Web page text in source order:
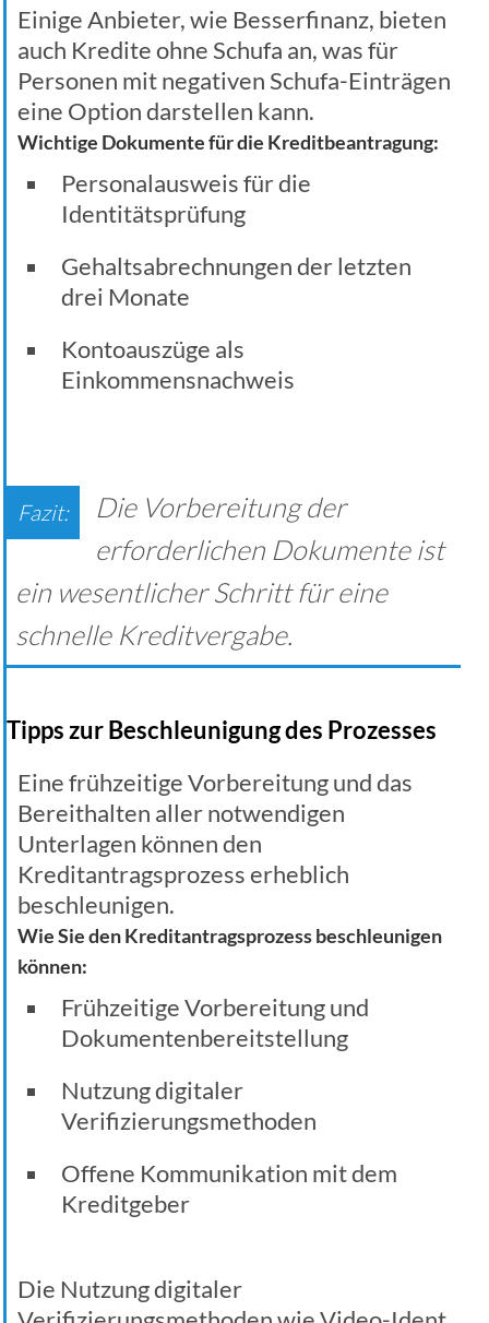
Einige Anbieter, wie Besserfinanz, bieten
auch Kredite ohne Schufa an, was für
Personen mit negativen Schufa-Einträgen
eine Option darstellen kann.
Wichtige Dokumente für die Kreditbeantragung:
Personalausweis für die
Identitätsprüfung
Gehaltsabrechnungen der letzten
drei Monate
Kontoauszüge als
Einkommensnachweis
Die Vorbereitung der
erforderlichen Dokumente ist
ein wesentlicher Schritt für eine
schnelle Kreditvergabe.
Tipps zur Beschleunigung des Prozesses
Eine frühzeitige Vorbereitung und das
Bereithalten aller notwendigen
Unterlagen können den
Kreditantragsprozess erheblich
beschleunigen.
Wie Sie den Kreditantragsprozess beschleunigen
können:
Frühzeitige Vorbereitung und
Dokumentenbereitstellung
Nutzung digitaler
Verifizierungsmethoden
Offene Kommunikation mit dem
Kreditgeber
Die Nutzung digitaler